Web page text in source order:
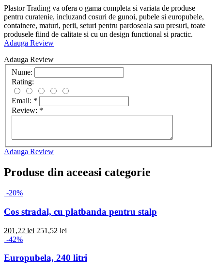
Plastor Trading va ofera o gama completa si variata de produse
pentru curatenie, incluzand cosuri de gunoi, pubele si europubele,
containere, maturi, perii, seturi pentru pardoseala sau presuri, toate
produsele fiind de calitate si cu un design functional si practic.
Adauga Review
Adauga Review
Nume:
Rating:
Email: *
Review: *
Adauga Review
Produse din aceeasi categorie
-20%
Cos stradal, cu platbanda pentru stalp
201,22 lei 251,52 lei
-42%
Europubela, 240 litri